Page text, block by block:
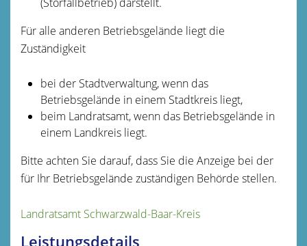
Für alle anderen Betriebsgelände liegt die
Zuständigkeit
bei der Stadtverwaltung, wenn das
Betriebsgelände in einem Stadtkreis liegt,
beim Landratsamt, wenn das Betriebsgelände in
einem Landkreis liegt.
Bitte achten Sie darauf, dass Sie die Anzeige bei der
für Ihr Betriebsgelände zuständigen Behörde stellen.
Landratsamt Schwarzwald-Baar-Kreis
Leistungsdetails